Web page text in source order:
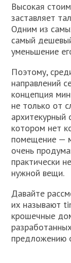
Высокая
заставляет
Одним из
самый
уменьшение
Поэтому,
направлений
концепция
не только от
архитекурный
котором нет
помещение —
очень
практически
нужной вещи.
Давайте
их называют
крошечные